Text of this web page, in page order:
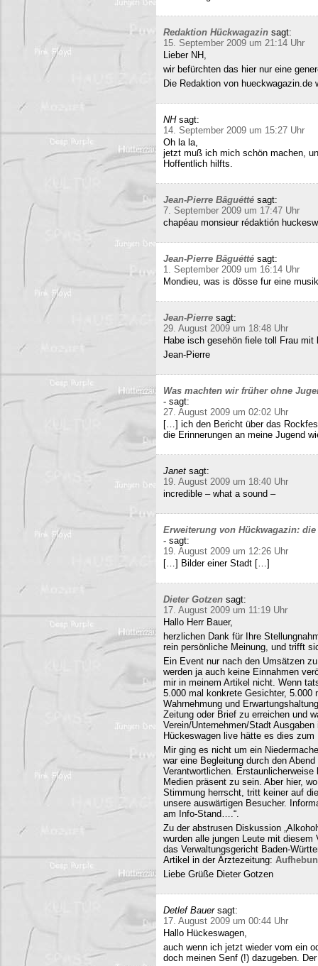
Redaktion Hückwagazin sagt:
15. September 2009 um 21:14 Uhr
Lieber NH,
wir befürchten das hier nur eine
Die Redaktion von
NH sagt:
14. September 2009 um 15:27 Uhr
Oh la la,
jetzt muß ich mich schön machen,
Hoffentlich hilfts.
Jean-Pierre Bâguétté sagt:
7. September 2009 um 17:47 Uhr
chapéau monsieur rédaktión
Jean-Pierre Bâguétté sagt:
1. September 2009 um 16:14 Uhr
Mondieu, was is dösse fur eine
Jean-Pierre sagt:
29. August 2009 um 18:48 Uhr
Habe isch gesehön fiele toll Frau
Jean-Pierre
Was machten wir früher ohne
- sagt:
27. August 2009 um 02:02 Uhr
[…] ich den Bericht über das
die Erinnerungen an meine Jugend
Janet sagt:
19. August 2009 um 18:40 Uhr
incredible – what a sound –
Erweiterung von Hückwagazin:
- sagt:
19. August 2009 um 12:26 Uhr
[…] Bilder einer Stadt […]
Dieter Gotzen sagt:
17. August 2009 um 11:19 Uhr
Hallo Herr Bauer,
herzlichen Dank für Ihre
rein persönliche Meinung, und trifft
Ein Event nur nach den Umsätzen
werden ja auch keine Einnahmen
mir in meinem Artikel nicht. Wenn
5.000 mal konkrete Gesichter, 5.000
Wahrnehmung und
Zeitung oder Brief zu erreichen und
Verein/Unternehmen/Stadt
Hückeswagen live hätte es dies zum
Mir ging es nicht um ein
war eine Begleitung durch den
Verantwortlichen.
Medien präsent zu sein. Aber hier,
Stimmung herrscht, tritt keiner auf
unsere auswärtigen Besucher.
am Info-Stand….“.
Zu der abstrusen Diskussion
wurden alle jungen Leute mit
das Verwaltungsgericht Baden-
Artikel in der Ärztezeitung:
Liebe Grüße Dieter Gotzen
Detlef Bauer sagt:
17. August 2009 um 00:44 Uhr
Hallo Hückeswagen,
auch wenn ich jetzt wieder vom ein
doch meinen Senf (!) dazugeben.